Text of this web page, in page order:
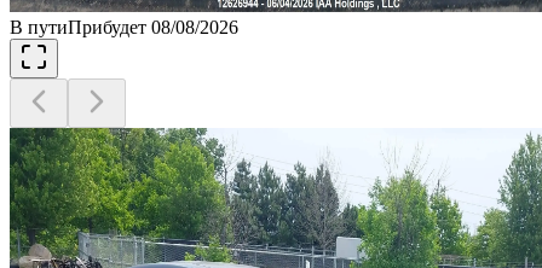
В путиПрибудет 08/08/2026